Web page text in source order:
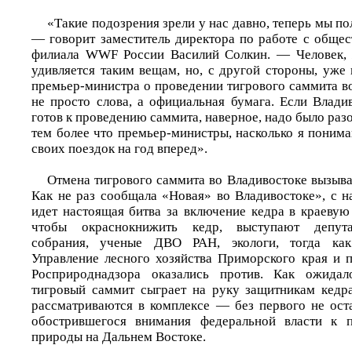
«Такие подозрения зрели у нас давно, теперь мы
— говорит заместитель директора по работе с
филиала WWF России Василий Солкин. —
удивляется таким вещам, но, с другой стороны, уже
премьер-министра о проведении тигрового саммита
не просто слова, а официальная бумага. Если
готов к проведению саммита, наверное, надо было
тем более что премьер-министры, насколько я
своих поездок на год вперед».
Отмена тигрового саммита во Владивостоке
Как не раз сообщала «Новая» во Владивостоке», с
идет настоящая битва за включение кедра в
чтобы окраснокнижить кедр, выступают
собрания, ученые ДВО РАН, экологи, тогда как
Управление лесного хозяйства Приморского края и
Росприроднадзора оказались против. Как
тигровый саммит сыграет на руку защитникам
рассматриваются в комплексе — без первого не
обострившегося внимания федеральной власти к
природы на Дальнем Востоке.